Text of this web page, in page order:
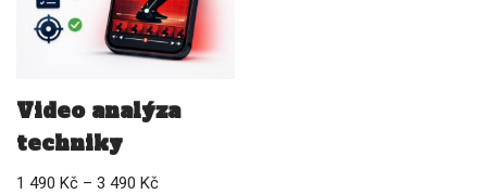
Video analýza
techniky
1 490 Kč – 3 490 Kč